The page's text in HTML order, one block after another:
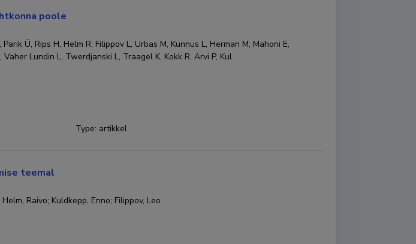
poole
Ü, Rips H, Helm R, Filippov L, Urbas M, Kunnus L, Herman M, Mahoni E,
Lundin L, Twerdjanski L, Traagel K, Kokk R, Arvi P, Kul
Type: artikkel
teemal
Raivo; Kuldkepp, Enno; Filippov, Leo